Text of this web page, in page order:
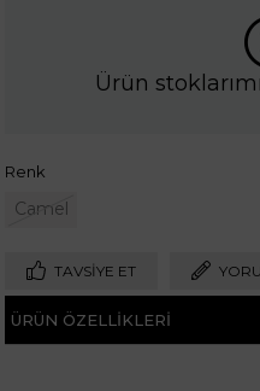
Ürün
Renk
Camel
TAVSIYE ET
ÜRÜN ÖZELLIKLERI